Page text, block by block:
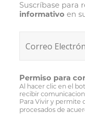
Suscríbase para
informativo en
Permiso para
Al hacer clic en el
recibir
Para Vivir y permite
procesados de